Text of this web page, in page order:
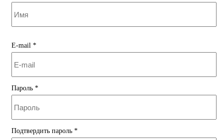
E-mail *
Пароль *
Подтвердить пароль *